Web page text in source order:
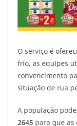
O serviço é
frio, as equipes
convencimento
situação de rua
A população
2645 para que as